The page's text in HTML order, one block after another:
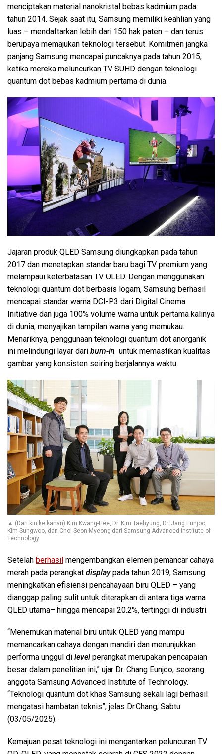
menciptakan material nanokristal bebas kadmium pada
tahun 2014. Sejak saat itu, Samsung memiliki keahlian yang
luas – mendaftarkan lebih dari 150 hak paten – dan terus
berupaya memajukan teknologi tersebut. Komitmen jangka
panjang Samsung mencapai puncaknya pada tahun 2015,
ketika mereka meluncurkan TV SUHD dengan teknologi
quantum dot bebas kadmium pertama di dunia.
Jajaran produk QLED Samsung diungkapkan pada tahun
2017 dan menetapkan standar baru bagi TV premium yang
melampaui keterbatasan TV OLED. Dengan menggunakan
teknologi quantum dot berbasis logam, Samsung berhasil
mencapai standar warna DCI-P3 dari Digital Cinema
Initiative dan juga 100% volume warna untuk pertama kalinya
di dunia, menyajikan tampilan warna yang memukau.
Menariknya, penggunaan teknologi quantum dot anorganik
ini melindungi layar dari burn-in untuk memastikan kualitas
gambar yang konsisten seiring berjalannya waktu.
▲ (Dari kiri ke kanan) Kim Kwang-Hee, Dr. Kim Taehyung, Dr. Jang Eunjoo,
Kim Sungwoo, dan Choi Seon-Myeong dari Samsung Advanced Institute of
Technology
Setelah berhasil mengembangkan elemen pemancar cahaya
merah pada perangkat display pada tahun 2019, Samsung
meningkatkan efisiensi pencahayaan biru QLED – yang
dianggap paling sulit untuk diterapkan di antara tiga warna
QLED utama– hingga mencapai 20.2%, tertinggi di industri.
“Menemukan material biru untuk QLED yang mampu
memancarkan cahaya dengan mandiri dan menunjukkan
performa unggul di level perangkat merupakan pencapaian
besar dalam penelitian ini,” ujar Dr. Chang Eunjoo, seorang
anggota Samsung Advanced Institute of Technology.
“Teknologi quantum dot khas Samsung sekali lagi berhasil
mengatasi hambatan teknis”, jelas Dr.Chang, Sabtu
(03/05/2025).
Kemajuan pesat teknologi ini mengantarkan peluncuran TV